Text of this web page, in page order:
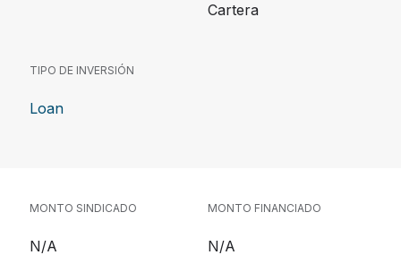
Cartera
TIPO DE INVERSIÓN
Loan
MONTO SINDICADO
N/A
MONTO FINANCIADO
N/A